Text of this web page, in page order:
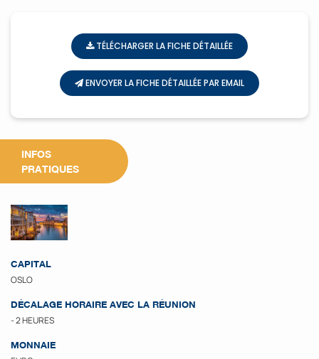
TÉLÉCHARGER LA FICHE DÉTAILLÉE
ENVOYER LA FICHE DÉTAILLÉE PAR EMAIL
INFOS
PRATIQUES
CAPITAL
OSLO
DÉCALAGE HORAIRE AVEC LA RÉUNION
- 2 HEURES
MONNAIE